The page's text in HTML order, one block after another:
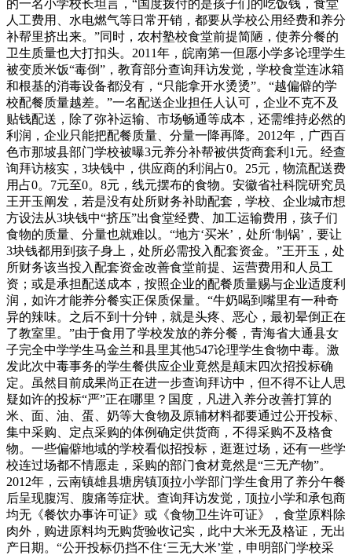
的一名小学校长坦言，“国度拨付的是孩子们的吃饭钱，食堂
人工费用、水电燃气等日常开销，都要从学校公用经费和养分
补帮里挤出来。”同时，农村塾校食堂前提简陋，使养分餐的
卫生质量也大打扣头。2011年，皖南第一但愿小学多论理学生
被变质米饭“毒倒”，教育部分查询拜访发觉，学校食堂连冰箱
和根基的消毒设备都没有，“只能拿开水烫烫”。“越偏僻的学
校配餐质量越差。”一名配送企业担任人认可，企业不克不及
贴钱配送，除了弥补运输、市场畅通等成本，还需维持必然的
利润，企业只能把配餐质量、分量一降再降。2012年，广西百
色市那坡县部门学校被曝3元养分补帮被供货商套利1元。经查
询拜访核实，3块钱中，供应商的利润占0。25元，物流配送费
用占0。7元至0。8元，线元摆布的食物。安徽省社科院研究员
王开玉阐发，若是没有处所财务补助配套，学校、企业城市想
方设法从3块钱中“挤压”出食堂经费、加工运输费用，孩子们
食物的质量、分量也就难以。“地方‘买米’，处所‘制锅’，要让
3块钱都用到孩子身上，处所必需投入配套资金。”王开玉，处
所财务该当投入配套资金改善食堂前提、运营费用和人员工
资；或是承担配送成本，按照企业的配餐质量赐与企业适度利
润，如许才能养分餐实正保质保量。“牛奶喝到嘴里有一种奇
异的辣味。之后不到十分钟，就是头疼、恶心，最初晕倒正在
了教室里。”由于食用了学校发放的养分餐，青海省大通县女
子完全中学学生马金兰和县里其他547论理学生食物中毒。激
发此次中毒事务的学生餐供应企业竟然是颠末四次招投标确
定。虽然目前成果尚正在进一步查询拜访中，但不得不让人思
疑如许的投标“严”正在哪里？国度，凡进入养分改善打算的
米、面、油、蛋、奶等大食物及原辅材料都要通过公开投标、
集中采购、定点采购的体例确定供货商，不得采购不及格食
物。一些偏僻地域的学校看似招投标，逛逛过场，还有一些学
校连过场都不情愿走，采购的部门食材竟然是“三无产物”。
2012年，云南镇雄县塘房镇顶拉小学部门学生食用了养分午餐
后呈现腹泻、腹痛等症状。查询拜访发觉，顶拉小学和承包商
均无《餐饮办事许可证》或《食物卫生许可证》，食堂原料除
肉外，购进原料均无购货验收记实，此中大米无及格证，无出
产日期。“公开投标仍挡不住‘三无大米’堂，申明部门学校采